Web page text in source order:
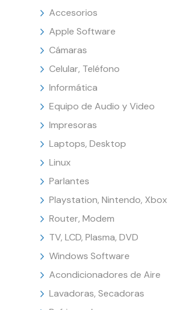
Accesorios
Apple Software
Cámaras
Celular, Teléfono
Informática
Equipo de Audio y Video
Impresoras
Laptops, Desktop
Linux
Parlantes
Playstation, Nintendo, Xbox
Router, Modem
TV, LCD, Plasma, DVD
Windows Software
Acondicionadores de Aire
Lavadoras, Secadoras